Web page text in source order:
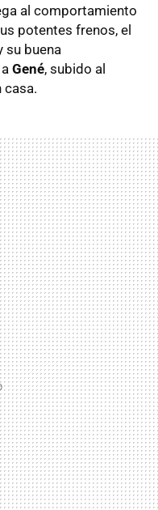
al comportamiento
potentes frenos, el
su buena
Gené, subido al
casa.